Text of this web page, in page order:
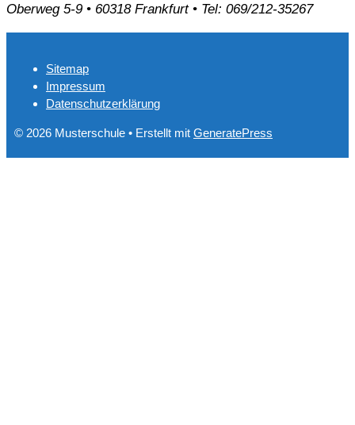
Oberweg 5-9 • 60318 Frankfurt • Tel: 069/212-35267
Sitemap
Impressum
Datenschutzerklärung
© 2026 Musterschule • Erstellt mit GeneratePress